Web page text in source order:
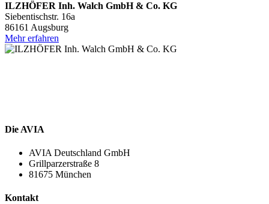
ILZHÖFER Inh. Walch GmbH & Co. KG
Siebentischstr. 16a
86161 Augsburg
Mehr erfahren
Die AVIA
AVIA Deutschland GmbH
Grillparzerstraße 8
81675 München
Kontakt